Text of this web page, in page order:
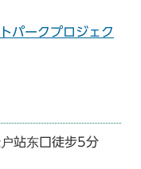
パークプロジェク
站东口徒步5分